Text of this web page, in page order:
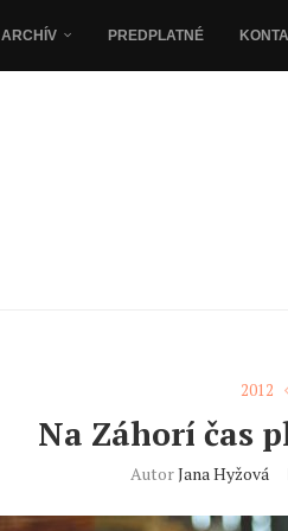
ARCHÍV PREDPLATNÉ
2012
Na Záhorí čas
AutorJana Hyžová